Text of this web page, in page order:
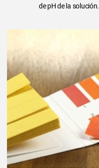
de pH de la solución.